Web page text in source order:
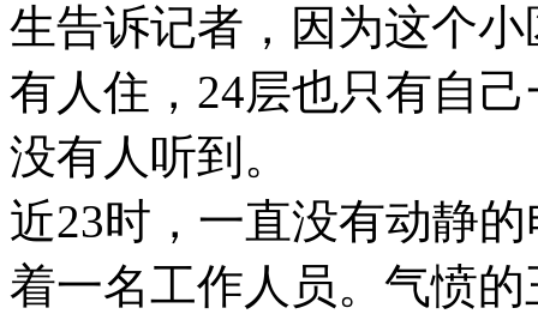
生告诉记者，因为这个
有人住，24层也只有自
没有人听到。
近23时，一直没有动静
着一名工作人员。气愤